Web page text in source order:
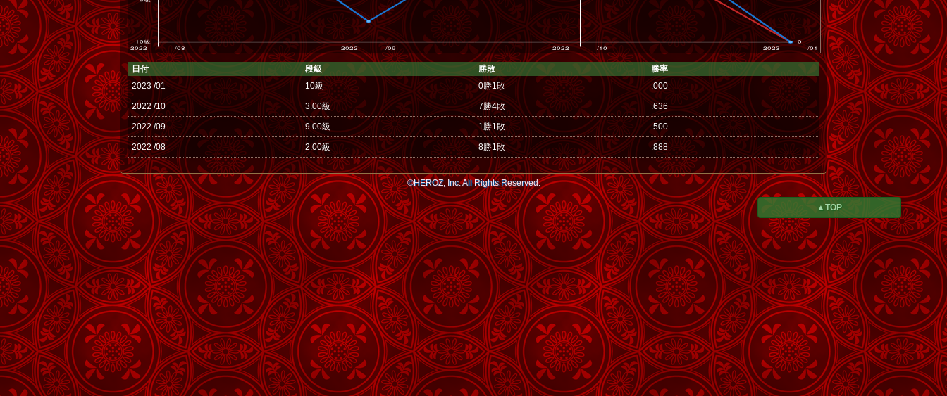
日付 段級 勝敗
勝率
2023 /01
10級 0勝1敗 .000
2022 /10 3.00級 7勝4敗 .636
2022 /09 9.00級 1勝1敗 .500
2022 /08 2.00級 8勝1敗 .888
©HEROZ, Inc. All Rights Reserved.
▲TOP